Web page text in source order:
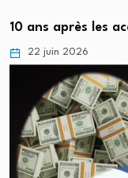
10 ans après les
22 juin 2026